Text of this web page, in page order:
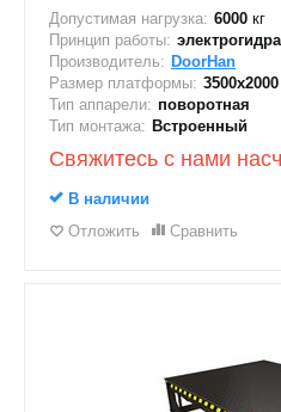
Допустимая нагрузка: 6000 кг
Принцип работы:
Производитель: DoorHan
Размер платформы: 3500х2000
Тип аппарели: поворотная
Тип монтажа: Встроенный
Свяжитесь с нами
В наличии
Отложить
Сравнить